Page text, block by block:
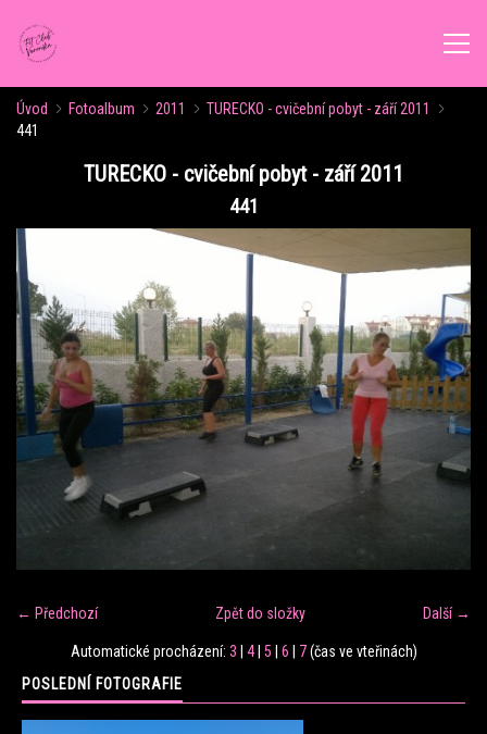
ÚVOD
ROZVRH CVIČENÍ
KALENDÁŘ AKCÍ
FORMY CVIČENÍ
VÝŽIVOVÉ PORADENSTVÍ
FITNESS TRÉNINK
FIT CLUB VERONIKA
Úvod Fotoalbum 2011
TURECKO - cvičební pobyt - září 2011
441
TURECKO - cvičební pobyt - září 2011
441
← Předchozí Další →
Zpět do složky
Automatické procházení: 3 | 4| 5 | 6 | 7(čas ve vteřinách)
POSLEDNÍ FOTOGRAFIE